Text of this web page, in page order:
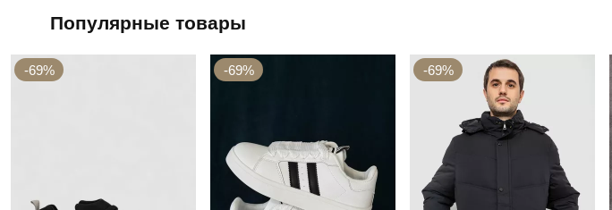
Популярные товары
-69% -69% -69%